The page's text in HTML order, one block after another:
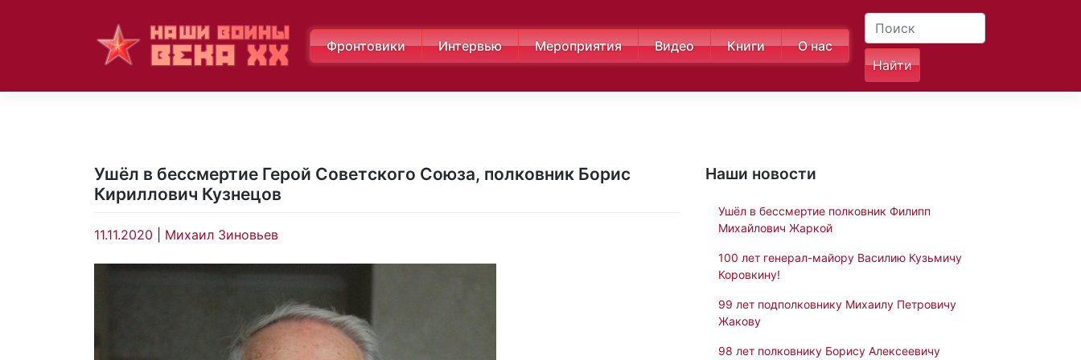
Фронтовики Интервью Мероприятия Видео Книги О нас
Ушёл в бессмертие Герой Советского Союза, полковник Борис
Кириллович Кузнецов
11.11.2020 Михаил Зиновьев
Наши новости
Ушёл в бессмертие полковник Филипп
Михайлович Жаркой
100 лет генерал-майору Василию Кузьмичу
Коровкину!
99 лет подполковнику Михаилу Петровичу
Жакову
98 лет полковнику Борису Алексеевичу